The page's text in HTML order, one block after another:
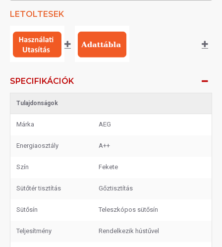
LETOLTESEK
SPECIFIKÁCIÓK
Tulajdonságok
Márka AEG
Energiaosztály A++
Szín Fekete
Sütőtér tisztítás Gőztisztítás
Sütősín Teleszkópos sütősín
Teljesítmény Rendelkezik hústűvel